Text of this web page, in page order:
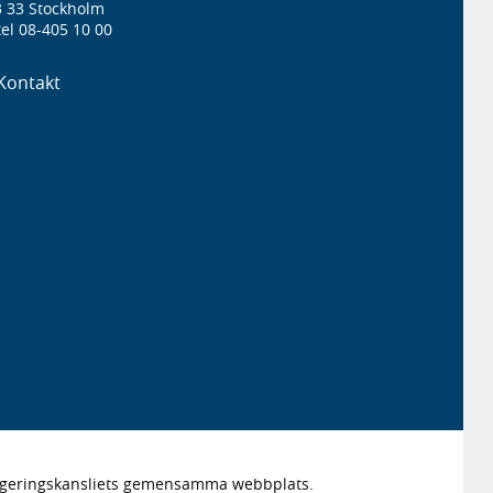
33 Stockholm
08-405 10 00
gemensamma webbplats.